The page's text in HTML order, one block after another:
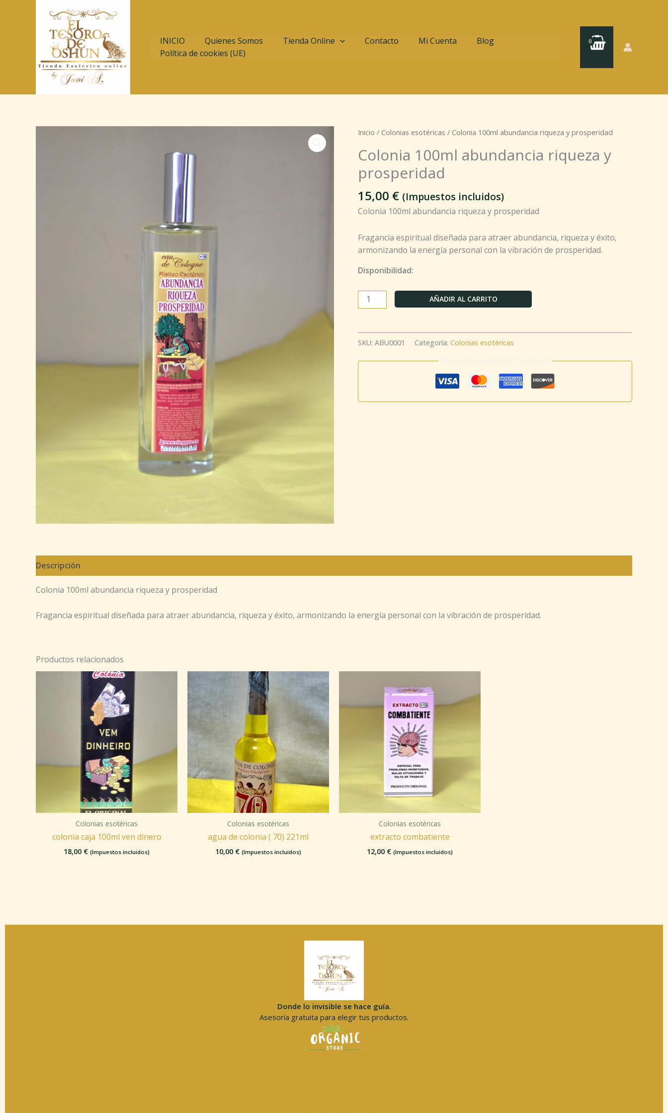
INICIO
Quienes Somos Tienda Online Contacto Mi Cuenta
Blog
Política de cookies (UE)
Inicio / Colonias esotéricas / Colonia 100ml abundancia riqueza y prosperidad
Colonia 100ml abundancia riqueza y
prosperidad
15,00 € (Impuestos incluidos)
Colonia 100ml abundancia riqueza y prosperidad
Fragancia espiritual diseñada para atraer abundancia, riqueza y éxito,
armonizando la energía personal con la vibración de prosperidad.
Disponibilidad:
Colonia
abundancia
riqueza
y
prosperidad
cantidad
AÑADIR AL CARRITO
SKU: ABU0001 Categoría: Colonias esotéricas
Descripción
Colonia 100ml abundancia riqueza y prosperidad
Fragancia espiritual diseñada para atraer abundancia, riqueza y éxito, armonizando la energía personal con la vibración de prosperidad.
Productos relacionados
Colonias esotéricas
colonia caja 100ml ven dinero
18,00 € (Impuestos incluidos)
Colonias esotéricas
agua de colonia ( 70) 221ml
10,00 € (Impuestos incluidos)
Colonias esotéricas
extracto combatiente
12,00 € (Impuestos incluidos)
Donde lo invisible se hace guía.
Asesoría gratuita para elegir tus productos.